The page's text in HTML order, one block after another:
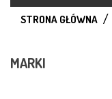
STRONA GŁÓWNA
MARKI